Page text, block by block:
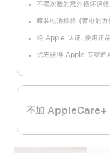
不限次数的意外损坏保
原装电池换修 (蓄电能
经 Apple 认证、使用正
优先获得 Apple 专家的
不加 AppleCare+